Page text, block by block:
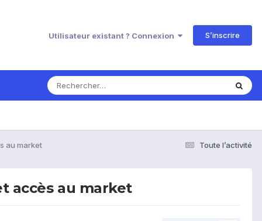
Utilisateur existant ? Connexion S’inscrire
Toute l’activité
au market
accès au market